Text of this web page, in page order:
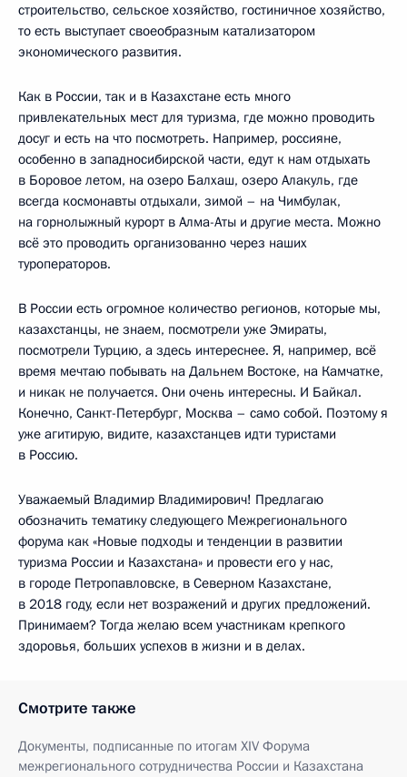
строительство, сельское хозяйство, гостиничное хозяйство,
то есть выступает своеобразным катализатором
экономического развития.
Как в России, так и в Казахстане есть много
привлекательных мест для туризма, где можно проводить
досуг и есть на что посмотреть. Например, россияне,
особенно в западносибирской части, едут к нам отдыхать
в Боровое летом, на озеро Балхаш, озеро Алакуль, где
всегда космонавты отдыхали, зимой – на Чимбулак,
на горнолыжный курорт в Алма-Аты и другие места. Можно
всё это проводить организованно через наших
туроператоров.
В России есть огромное количество регионов, которые мы,
казахстанцы, не знаем, посмотрели уже Эмираты,
посмотрели Турцию, а здесь интереснее. Я, например, всё
время мечтаю побывать на Дальнем Востоке, на Камчатке,
и никак не получается. Они очень интересны. И Байкал.
Конечно, Санкт-Петербург, Москва – само собой. Поэтому я
уже агитирую, видите, казахстанцев идти туристами
в Россию.
Уважаемый Владимир Владимирович! Предлагаю
обозначить тематику следующего Межрегионального
форума как «Новые подходы и тенденции в развитии
туризма России и Казахстана» и провести его у нас,
в городе Петропавловске, в Северном Казахстане,
в 2018 году, если нет возражений и других предложений.
Принимаем? Тогда желаю всем участникам крепкого
здоровья, больших успехов в жизни и в делах.
Смотрите также
Документы, подписанные по итогам XIV Форума
межрегионального сотрудничества России и Казахстана